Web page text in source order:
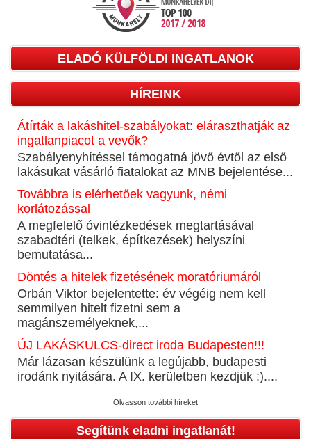
ELADÓ KÜLFÖLDI INGATLANOK
HÍREINK
Átírták a lakáshitel-szabályokat: eláraszthatják az
ingatlanpiacot a vevők?
Szabályenyhítéssel támogatná jövő évtől az első
lakásukat vásárló fiatalokat az MNB bejelentése...
Továbbra is elérhetőek vagyunk, némi
korlátozással
A megfelelő óvintézkedések megtartásával
szabadtéri (telkek, építkezések) helyszíni
bemutatása...
Döntés a hitelek fizetésének moratóriumáról
Orbán Viktor bejelentette: év végéig nem kell
semmilyen hitelt fizetni sem a
magánszemélyeknek,...
ÚJ LAKÁSKULCS-direct iroda Budapesten!!!
Már lázasan készülünk a legújabb, budapesti
irodánk nyitására. A IX. kerületben kezdjük :)....
Olvasson további híreket
Segítünk eladni ingatlanát!